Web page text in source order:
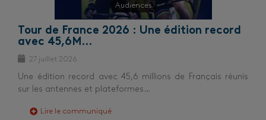
Audiences
Tour de France 2026 : Une édition record
avec 45,6M…
27 juillet 2026
Une édition record avec 45,6 millions de Français réunis
sur les antennes et plateformes…
Lire le communiqué